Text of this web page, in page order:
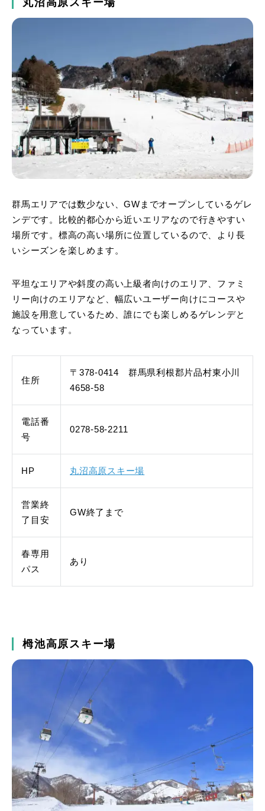
丸沼高原スキー場
群馬エリアでは数少ない、GWまでオープンしているゲレ
ンデです。比較的都心から近いエリアなので行きやすい
場所です。標高の高い場所に位置しているので、より長
いシーズンを楽しめます。
平坦なエリアや斜度の高い上級者向けのエリア、ファミ
リー向けのエリアなど、幅広いユーザー向けにコースや
施設を用意しているため、誰にでも楽しめるゲレンデと
なっています。
住所
〒378-0414 群馬県利根郡片品村東小川
4658-58
電話番
号
0278-58-2211
HP 丸沼高原スキー場
営業終
了目安
GW終了まで
春専用
パス
あり
栂池高原スキー場